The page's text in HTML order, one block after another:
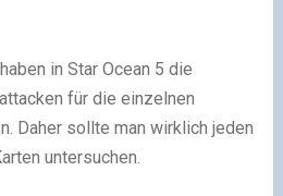
in Star Ocean 5 die
für die einzelnen
Daher sollte man wirklich jeden
untersuchen.